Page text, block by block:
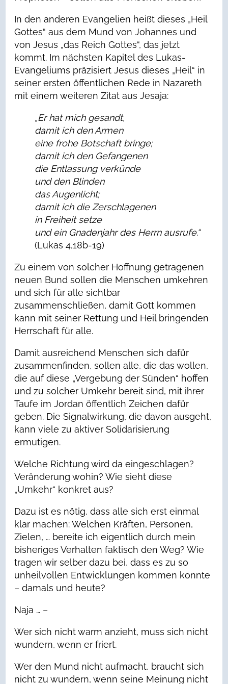
In den anderen Evangelien heißt dieses „Heil
Gottes“ aus dem Mund von Johannes und
von Jesus „das Reich Gottes“, das jetzt
kommt. Im nächsten Kapitel des Lukas-
Evangeliums präzisiert Jesus dieses „Heil“ in
seiner ersten öffentlichen Rede in Nazareth
mit einem weiteren Zitat aus Jesaja:
„Er hat mich gesandt,
damit ich den Armen
eine frohe Botschaft bringe;
damit ich den Gefangenen
die Entlassung verkünde
und den Blinden
das Augenlicht;
damit ich die Zerschlagenen
in Freiheit setze
und ein Gnadenjahr des Herrn ausrufe.“
(Lukas 4,18b-19)
Zu einem von solcher Hoffnung getragenen
neuen Bund sollen die Menschen umkehren
und sich für alle sichtbar
zusammenschließen, damit Gott kommen
kann mit seiner Rettung und Heil bringenden
Herrschaft für alle.
Damit ausreichend Menschen sich dafür
zusammenfinden, sollen alle, die das wollen,
die auf diese „Vergebung der Sünden“ hoffen
und zu solcher Umkehr bereit sind, mit ihrer
Taufe im Jordan öffentlich Zeichen dafür
geben. Die Signalwirkung, die davon ausgeht,
kann viele zu aktiver Solidarisierung
ermutigen.
Welche Richtung wird da eingeschlagen?
Veränderung wohin? Wie sieht diese
„Umkehr“ konkret aus?
Dazu ist es nötig, dass alle sich erst einmal
klar machen: Welchen Kräften, Personen,
Zielen, … bereite ich eigentlich durch mein
bisheriges Verhalten faktisch den Weg? Wie
tragen wir selber dazu bei, dass es zu so
unheilvollen Entwicklungen kommen konnte
– damals und heute?
Naja … –
Wer sich nicht warm anzieht, muss sich nicht
wundern, wenn er friert.
Wer den Mund nicht aufmacht, braucht sich
nicht zu wundern, wenn seine Meinung nicht